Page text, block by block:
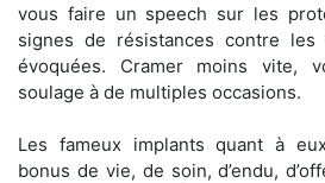
vous faire un speech sur les
signes de résistances contre les
évoquées. Cramer moins vite,
soulage à de multiples occasions.
Les fameux implants quant à
bonus de vie, de soin, d’endu,